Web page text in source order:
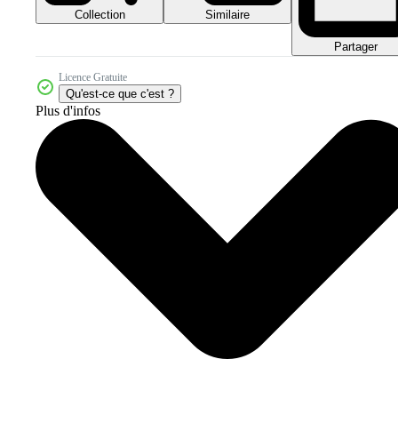
Collection Similaire
Partager
Licence Gratuite
Qu'est-ce que c'est ?
Plus d'infos